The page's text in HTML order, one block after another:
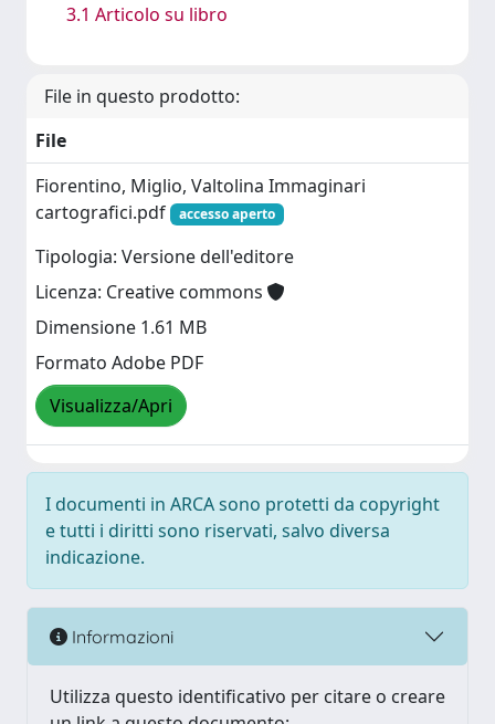
3.1 Articolo su libro
File in questo prodotto:
File
Fiorentino, Miglio, Valtolina Immaginari
cartografici.pdf
accesso aperto
Tipologia: Versione dell'editore
Licenza: Creative commons
Dimensione 1.61 MB
Formato Adobe PDF
Visualizza/Apri
I documenti in ARCA sono protetti da copyright
e tutti i diritti sono riservati, salvo diversa
indicazione.
Informazioni
Utilizza questo identificativo per citare o creare